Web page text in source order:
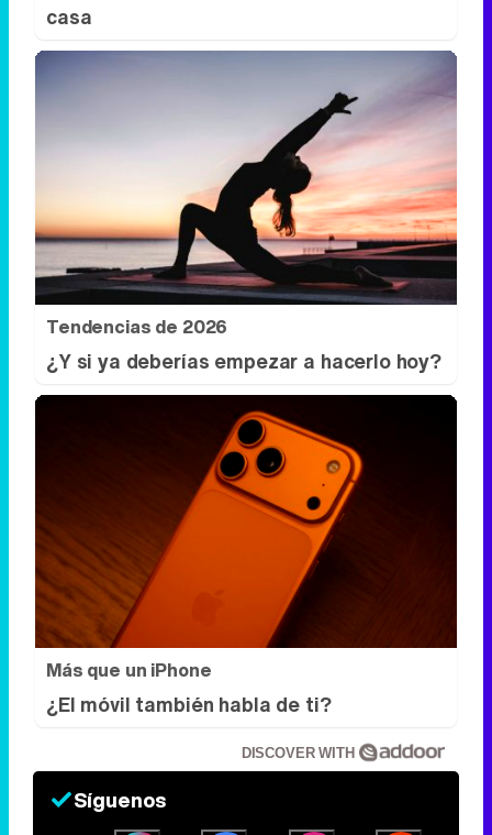
Tendencias de 2026
¿Y si ya deberías empezar a hacerlo hoy?
Más que un iPhone
¿El móvil también habla de ti?
DISCOVER WITH
Síguenos
6,4k 258k